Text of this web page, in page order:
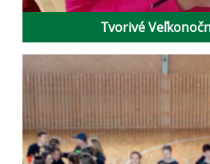
Tvorivé